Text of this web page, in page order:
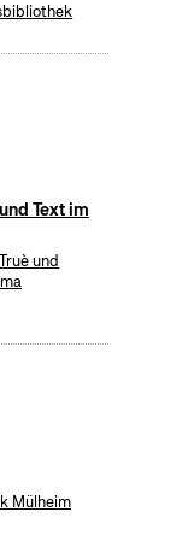
Text im
und
Mülheim